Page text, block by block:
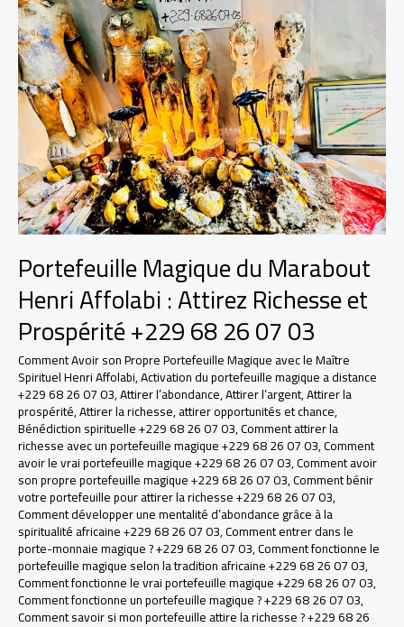
Portefeuille Magique du Marabout
Henri Affolabi : Attirez Richesse et
Prospérité +229 68 26 07 03
Comment Avoir son Propre Portefeuille Magique avec le Maître
Spirituel Henri Affolabi,Activation du portefeuille magique a distance
+229 68 26 07 03,Attirer l’abondance,Attirer l’argent,Attirer la
prospérité,Attirer la richesse,attirer opportunités et chance,
Bénédiction spirituelle +229 68 26 07 03,Comment attirer la
richesse avec un portefeuille magique +229 68 26 07 03,Comment
avoir le vrai portefeuille magique +229 68 26 07 03,Comment avoir
son propre portefeuille magique +229 68 26 07 03,Comment bénir
votre portefeuille pour attirer la richesse +229 68 26 07 03,
Comment développer une mentalité d’abondance grâce à la
spiritualité africaine +229 68 26 07 03,Comment entrer dans le
porte-monnaie magique ? +229 68 26 07 03,Comment fonctionne le
portefeuille magique selon la tradition africaine +229 68 26 07 03,
Comment fonctionne le vrai portefeuille magique +229 68 26 07 03,
Comment fonctionne un portefeuille magique ? +229 68 26 07 03,
Comment savoir si mon portefeuille attire la richesse ? +229 68 26